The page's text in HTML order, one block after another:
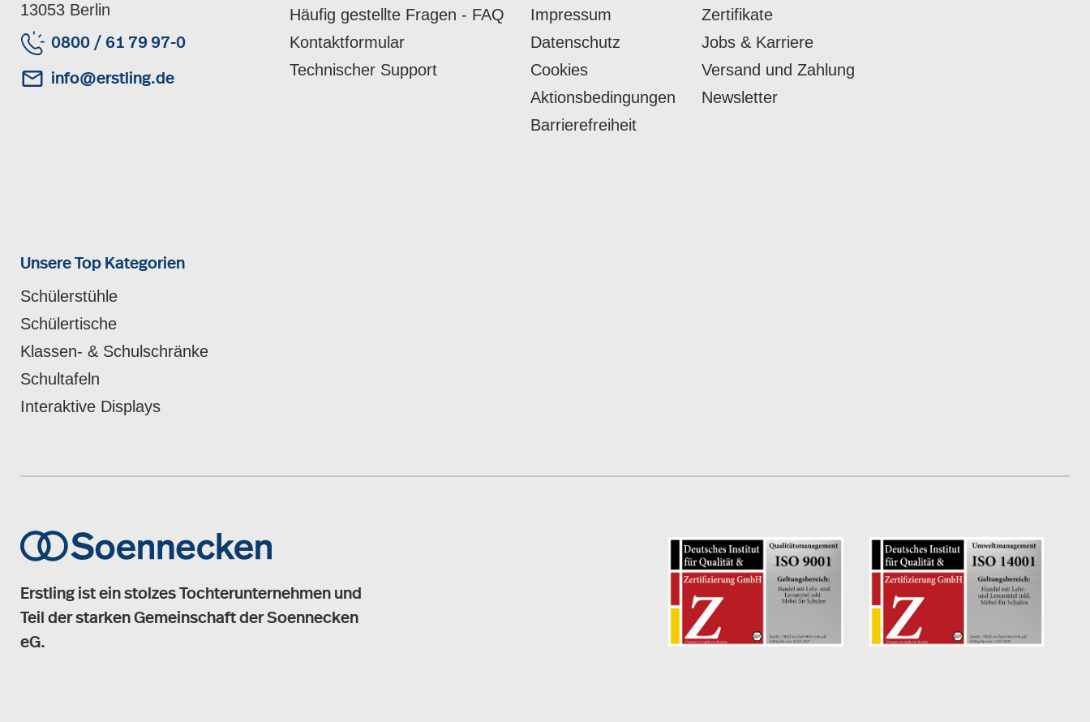
13053 Berlin
0800 / 61 79 97-0
info@erstling.de
Häufig gestellte Fragen - FAQ
Kontaktformular
Technischer Support
Impressum
Datenschutz
Cookies
Aktionsbedingungen
Barrierefreiheit
Zertifikate
Jobs & Karriere
Versand und Zahlung
Newsletter
Unsere Top Kategorien
Schülerstühle
Schülertische
Klassen- & Schulschränke
Schultafeln
Interaktive Displays
Erstling ist ein stolzes Tochterunternehmen und
Teil der starken Gemeinschaft der Soennecken
eG.